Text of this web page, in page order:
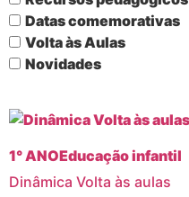
Datas comemorativas
Volta às Aulas
Novidades
1° ANOEducação infantil
Dinâmica Volta às aulas